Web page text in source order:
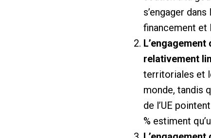
s’engager
financement et
relativement
territoriales et
monde, tandis
de l’UE
% estiment